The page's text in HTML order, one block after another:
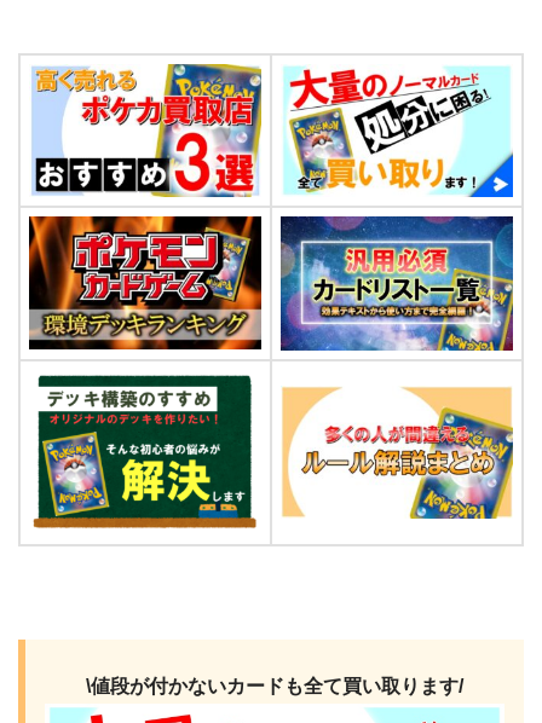
\値段が付かないカードも全て買い取ります/